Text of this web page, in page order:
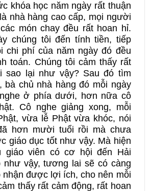
khóa học năm ngày rất thuận
nhà hàng cao cấp, mọi người
món chay đều rất hoan hỉ.
chúng tôi đến tính tiền, tiếp
chi phí của năm ngày đó đều
toán. Chúng tôi cảm thấy rất
sao lại như vậy? Sau đó tìm
bà chủ nhà hàng đó mỗi ngày
ở phía dưới, hơn nữa cô
Cô nghe giảng xong, mỗi
vừa lễ Phật vừa khóc, nói
hơn mười tuổi rồi mà chưa
giáo dục tốt như vậy. Mà hiện
giáo viên có cơ hội đến Hải
như vậy, tương lai sẽ có càng
nhận được lợi ích, cho nên mỗi
thấy rất cảm động, rất hoan